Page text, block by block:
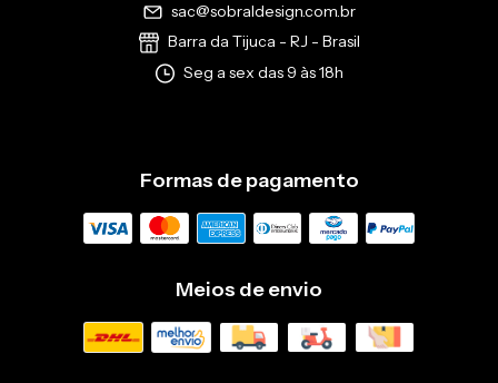
sac@sobraldesign.com.br
Barra da Tijuca - RJ - Brasil
Seg a sex das 9 às 18h
Formas de pagamento
Meios de envio